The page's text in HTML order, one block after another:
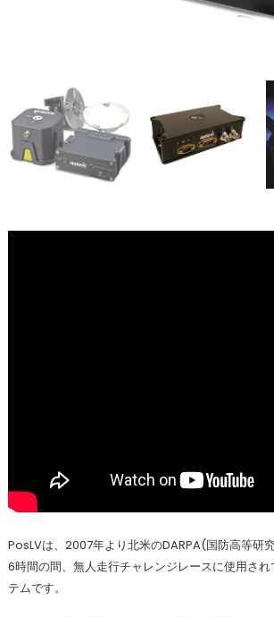
PosLVは、2007年より北米のDARPA(国防高等研
6時間の間、無人走行チャレンジレースに使用さ
テムです。